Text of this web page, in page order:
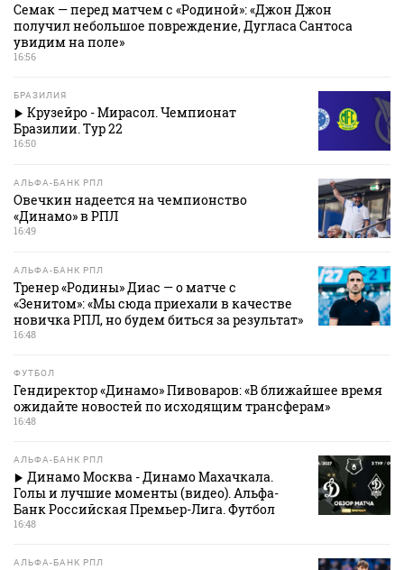
Семак — перед матчем с «Родиной»: «Джон Джон
получил небольшое повреждение, Дугласа Сантоса
увидим на поле»
16:56
БРАЗИЛИЯ
Крузейро - Мирасол. Чемпионат
Бразилии. Тур 22
16:50
АЛЬФА-БАНК РПЛ
Овечкин надеется на чемпионство
«Динамо» в РПЛ
16:49
АЛЬФА-БАНК РПЛ
Тренер «Родины» Диас — о матче с
«Зенитом»: «Мы сюда приехали в качестве
новичка РПЛ, но будем биться за результат»
16:48
ФУТБОЛ
Гендиректор «Динамо» Пивоваров: «В ближайшее время
ожидайте новостей по исходящим трансферам»
16:48
АЛЬФА-БАНК РПЛ
Динамо Москва - Динамо Махачкала.
Голы и лучшие моменты (видео). Альфа-
Банк Российская Премьер-Лига. Футбол
16:48
АЛЬФА-БАНК РПЛ